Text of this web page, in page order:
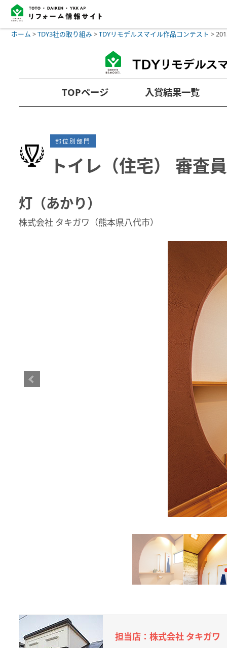
ホーム >TDY3社の取り組み >TDYリモデルスマイル作品コンテスト >
TOPページ 入賞結果一覧
部位別部門
トイレ（住宅） 審査
灯（あかり）
株式会社 タキガワ（熊本県八代市）
担当店：株式会社 タキガワ